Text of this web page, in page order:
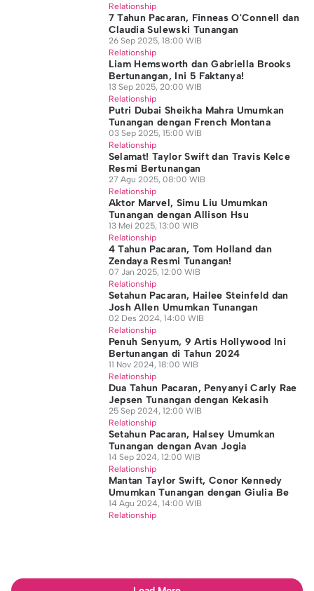
Relationship
7 Tahun Pacaran, Finneas O'Connell dan
Claudia Sulewski Tunangan
26 Sep 2025, 18:00 WIB
Relationship
Liam Hemsworth dan Gabriella Brooks
Bertunangan, Ini 5 Faktanya!
13 Sep 2025, 20:00 WIB
Relationship
Putri Dubai Sheikha Mahra Umumkan
Tunangan dengan French Montana
03 Sep 2025, 15:00 WIB
Relationship
Selamat! Taylor Swift dan Travis Kelce
Resmi Bertunangan
27 Agu 2025, 08:00 WIB
Relationship
Aktor Marvel, Simu Liu Umumkan
Tunangan dengan Allison Hsu
13 Mei 2025, 13:00 WIB
Relationship
4 Tahun Pacaran, Tom Holland dan
Zendaya Resmi Tunangan!
07 Jan 2025, 12:00 WIB
Relationship
Setahun Pacaran, Hailee Steinfeld dan
Josh Allen Umumkan Tunangan
02 Des 2024, 14:00 WIB
Relationship
Penuh Senyum, 9 Artis Hollywood Ini
Bertunangan di Tahun 2024
11 Nov 2024, 18:00 WIB
Relationship
Dua Tahun Pacaran, Penyanyi Carly Rae
Jepsen Tunangan dengan Kekasih
25 Sep 2024, 12:00 WIB
Relationship
Setahun Pacaran, Halsey Umumkan
Tunangan dengan Avan Jogia
14 Sep 2024, 12:00 WIB
Relationship
Mantan Taylor Swift, Conor Kennedy
Umumkan Tunangan dengan Giulia Be
14 Agu 2024, 14:00 WIB
Relationship